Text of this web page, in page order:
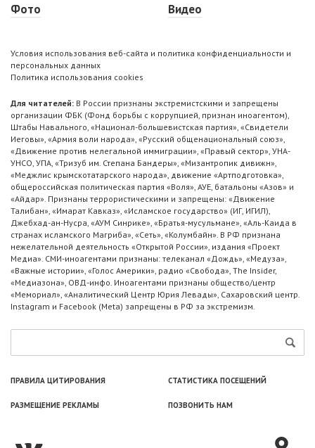
Фото
Видео
Условия использования веб-сайта и политика конфиденциальности и
персональных данных
Политика использования cookies
Для читателей: В России признаны экстремистскими и запрещены
организации ФБК (Фонд борьбы с коррупцией, признан иноагентом),
Штабы Навального, «Национал-большевистская партия», «Свидетели
Иеговы», «Армия воли народа», «Русский общенациональный союз»,
«Движение против нелегальной иммиграции», «Правый сектор», УНА-
УНСО, УПА, «Тризуб им. Степана Бандеры», «Мизантропик дивижн»,
«Меджлис крымскотатарского народа», движение «Артподготовка»,
общероссийская политическая партия «Воля», АУЕ, батальоны «Азов» и
«Айдар». Признаны террористическими и запрещены: «Движение
Талибан», «Имарат Кавказ», «Исламское государство» (ИГ, ИГИЛ),
Джебхад-ан-Нусра, «АУМ Синрике», «Братья-мусульмане», «Аль-Каида в
странах исламского Магриба», «Сеть», «Колумбайн». В РФ признана
нежелательной деятельность «Открытой России», издания «Проект
Медиа». СМИ-иноагентами признаны: телеканал «Дождь», «Медуза»,
«Важные истории», «Голос Америки», радио «Свобода», The Insider,
«Медиазона», ОВД-инфо. Иноагентами признаны общество/центр
«Мемориал», «Аналитический Центр Юрия Левады», Сахаровский центр.
Instagram и Facebook (Metа) запрещены в РФ за экстремизм.
ПРАВИЛА ЦИТИРОВАНИЯ СТАТИСТИКА ПОСЕЩЕНИЙ
РАЗМЕЩЕНИЕ РЕКЛАМЫ ПОЗВОНИТЬ НАМ